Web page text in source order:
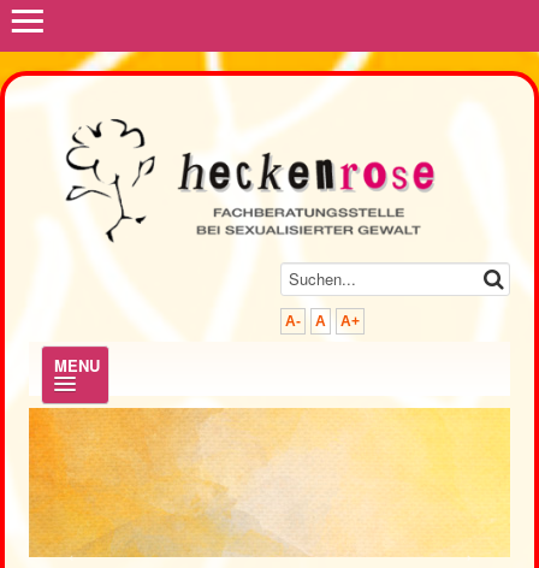
A- A A+
MENU
Hilfe & Beratung
Prävention & Fortbildung
Heckenrose
<
≡